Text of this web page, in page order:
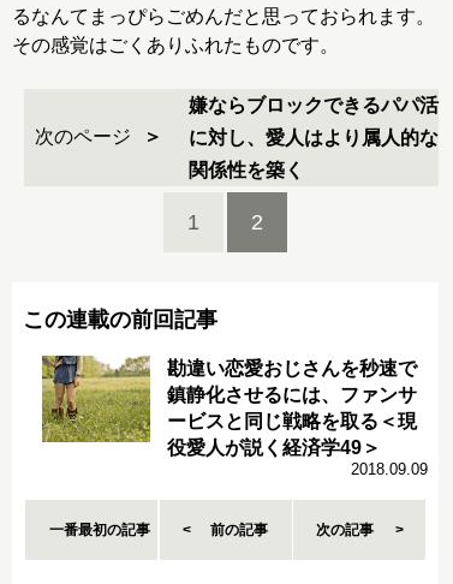
るなんてまっぴらごめんだと思っておられます。
その感覚はごくありふれたものです。
次のページ
嫌ならブロックできるパパ活
に対し、愛人はより属人的な
関係性を築く
1 2
この連載の前回記事
勘違い恋愛おじさんを秒速で
鎮静化させるには、ファンサ
ービスと同じ戦略を取る＜現
役愛人が説く経済学49＞
2018.09.09
一番最初の記事 前の記事 次の記事